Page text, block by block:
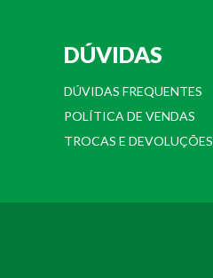
DÚVIDAS
DÚVIDAS FREQUENTES
POLÍTICA DE VENDAS
TROCAS E DEVOLUÇÕES